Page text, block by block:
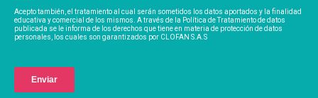
Acepto también, el tratamiento al cual serán sometidos los datos aportados y la finalidad
educativa y comercial de los mismos. A través de la Política de Tratamiento de datos
publicada se le informa de los derechos que tiene en materia de protección de datos
personales, los cuales son garantizados por CLOFAN S.A.S